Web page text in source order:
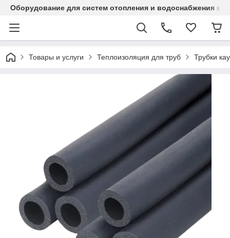
Оборудование для систем отопления и водоснабжения в
Товары и услуги Теплоизоляция для труб Трубки